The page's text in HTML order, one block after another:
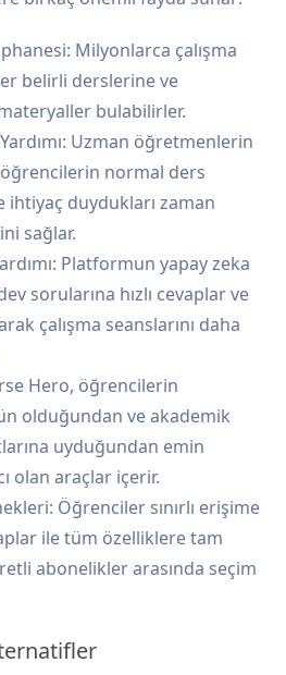
Milyonlarca çalışma
belirli derslerine ve
bulabilirler.
Uzman öğretmenlerin
normal ders
ihtiyaç duydukları zaman
sağlar.
Platformun yapay zeka
sorularına hızlı cevaplar ve
çalışma seanslarını daha
Hero, öğrencilerin
olduğundan ve akademik
uyduğundan emin
olan araçlar içerir.
Öğrenciler sınırlı erişime
ile tüm özelliklere tam
abonelikler arasında seçim